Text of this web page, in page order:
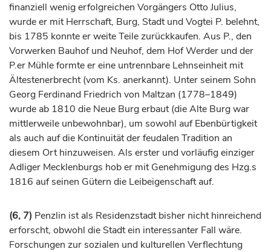
finanziell wenig erfolgreichen Vorgängers Otto Julius,
wurde er mit Herrschaft, Burg, Stadt und Vogtei P. belehnt,
bis 1785 konnte er weite Teile zurückkaufen. Aus P., den
Vorwerken Bauhof und Neuhof, dem Hof Werder und der
P.er Mühle formte er eine untrennbare Lehnseinheit mit
Ältestenerbrecht (vom Ks. anerkannt). Unter seinem Sohn
Georg Ferdinand Friedrich von Maltzan (1778–1849)
wurde ab 1810 die Neue Burg erbaut (die Alte Burg war
mittlerweile unbewohnbar), um sowohl auf Ebenbürtigkeit
als auch auf die Kontinuität der feudalen Tradition an
diesem Ort hinzuweisen. Als erster und vorläufig einziger
Adliger Mecklenburgs hob er mit Genehmigung des Hzg.s
1816 auf seinen Gütern die Leibeigenschaft auf.
(6, 7) Penzlin ist als Residenzstadt bisher nicht hinreichend
erforscht, obwohl die Stadt ein interessanter Fall wäre.
Forschungen zur sozialen und kulturellen Verflechtung